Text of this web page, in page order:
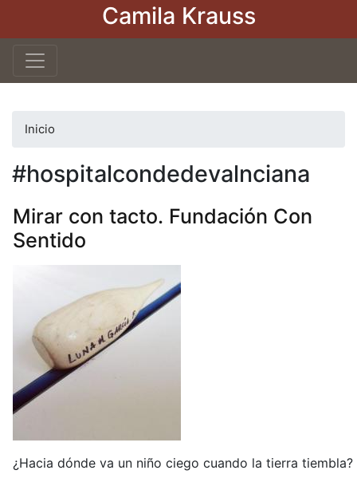
Pasar
Camila Krauss
Inicio
#hospitalcondedevalnciana
Mirar con tacto. Fundación Con
Sentido
¿Hacia dónde va un niño ciego cuando la tierra tiembla?